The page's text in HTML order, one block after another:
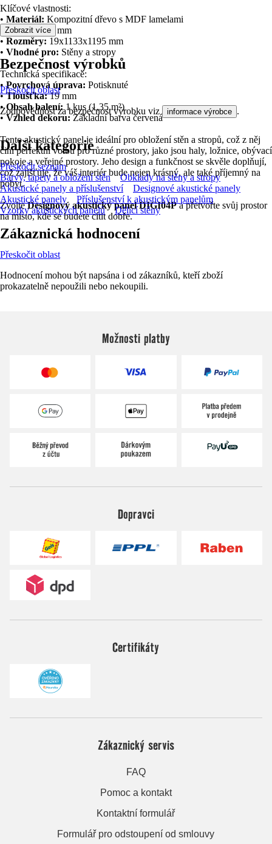
Klíčové vlastnosti:
• Materiál: Kompozitní dřevo s MDF lamelami
•Délka: 1195 mm
• Rozměry: 19x1133x1195 mm
• Vhodné pro: Stěny a stropy
Technická specifikace:
•Povrchová úprava: Potisknuté
•Tloušťka:19 mm
•Obsah balení: 1 kus (1,35 m²)
•Vzhled dekoru:Základní barva červená
Tento akustický panel je ideální pro obložení stěn a stropů, což z něj
činí perfektní volbu pro různé prostory, jako jsou haly, ložnice, obývací
pokoje a veřejné prostory. Jeho design a funkčnost se skvěle doplňují,
což zajišťuje, že váš interiér bude nejen krásný, ale také příjemný na
pobyt.
ZvolteDesignový akustický panel DIGI04Pa přetvořte svůj prostor
na místo, kde se budete cítit dobře.
Zobrazit více
Bezpečnost výrobků
Přeskočit oblast
Zodpovědnost za bezpečnost výrobku viz informace výrobce .
Další kategorie
Přeskočit seznam
Barvy, tapety a obložení stěn
Obklady na stěny a stropy
Akustické panely a příslušenství
Designové akustické panely
Akustické panely
Příslušenství k akustickým panelům
Vzorky akustických panelů
Dělicí stěny
Zákaznická hodnocení
Přeskočit oblast
Hodnocení mohou být napsána i od zákazníků, kteří zboží
prokazatelně nepoužili nebo nekoupili.
Možnosti platby
Dopravci
Certifikáty
Zákaznický servis
FAQ
Pomoc a kontakt
Kontaktní formulář
Formulář pro odstoupení od smlouvy